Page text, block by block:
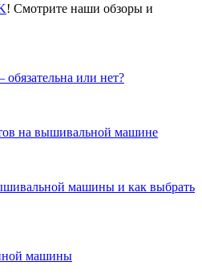
! Смотрите наши обзоры и
или нет?
на вышивальной машине
машины и как выбрать
машины